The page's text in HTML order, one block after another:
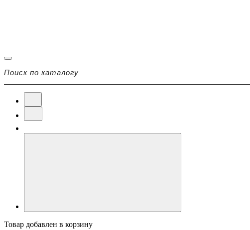
Товар добавлен в корзину